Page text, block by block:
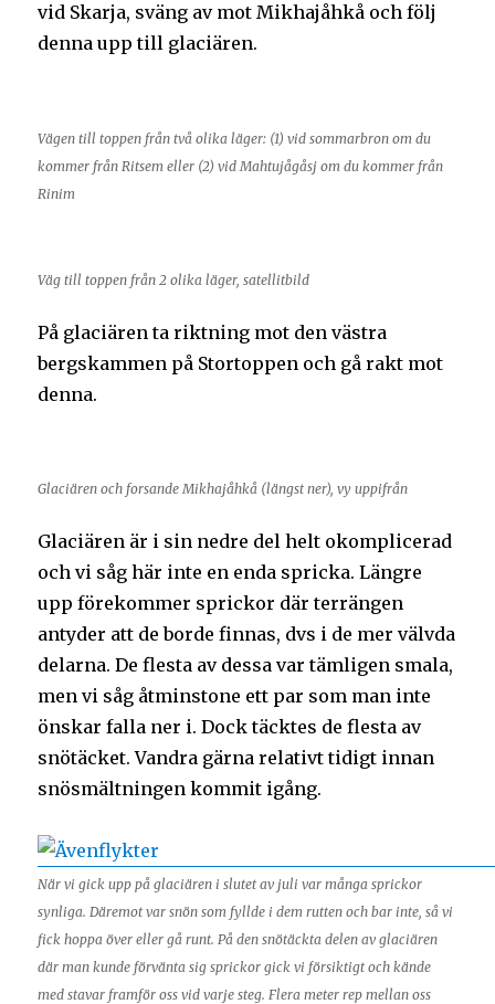
vid Skarja, sväng av mot Mikhajåhkå och följ
denna upp till glaciären.
Vägen till toppen från två olika läger: (1) vid sommarbron om du
kommer från Ritsem eller (2) vid Mahtujågåsj om du kommer från
Rinim
Väg till toppen från 2 olika läger, satellitbild
På glaciären ta riktning mot den västra
bergskammen på Stortoppen och gå rakt mot
denna.
Glaciären och forsande Mikhajåhkå (längst ner), vy uppifrån
Glaciären är i sin nedre del helt okomplicerad
och vi såg här inte en enda spricka. Längre
upp förekommer sprickor där terrängen
antyder att de borde finnas, dvs i de mer välvda
delarna. De flesta av dessa var tämligen smala,
men vi såg åtminstone ett par som man inte
önskar falla ner i. Dock täcktes de flesta av
snötäcket. Vandra gärna relativt tidigt innan
snösmältningen kommit igång.
När vi gick upp på glaciären i slutet av juli var många sprickor
synliga. Däremot var snön som fyllde i dem rutten och bar inte, så vi
fick hoppa över eller gå runt. På den snötäckta delen av glaciären
där man kunde förvänta sig sprickor gick vi försiktigt och kände
med stavar framför oss vid varje steg. Flera meter rep mellan oss